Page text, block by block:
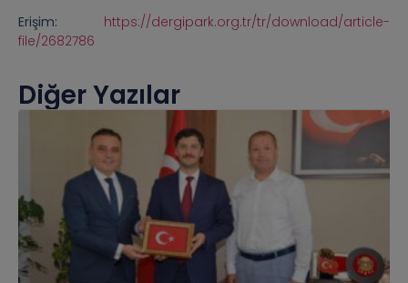
Erişim: https://dergipark.org.tr/tr/download/article-
file/2682786
Diğer Yazılar